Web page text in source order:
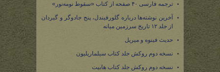
ترجمه فارسی ۴۰ صفحه از کتاب «سقوط نومه‌نور»
آخرین نوشته‌ها درباره گلورفیندل، پنج جادوگر و گیردان
از جلد ۱۲ تاریخ سرزمین میانه
حدیث فینوه و میریل
نسخه دوم روکش جلد کتاب سیلماریلیون
نسخه دوم روکش جلد کتاب هابیت